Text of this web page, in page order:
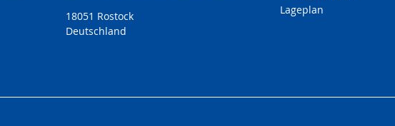
18051 Rostock
Deutschland
Lageplan